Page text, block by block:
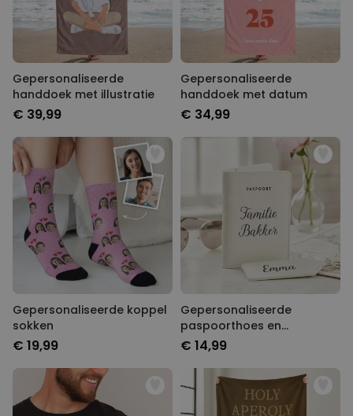
Gepersonaliseerde
handdoek met illustratie
€ 39,99
Gepersonaliseerde
handdoek met datum
€ 34,99
Gepersonaliseerde koppel
sokken
€ 19,99
Gepersonaliseerde
paspoorthoes en
kofferlabel met tekst
€ 14,99